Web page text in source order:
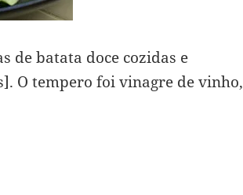
de batata doce cozidas e
O tempero foi vinagre de vinho,